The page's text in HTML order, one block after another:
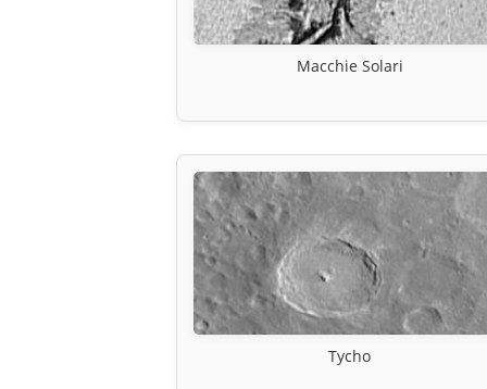
Macchie Solari
Tycho